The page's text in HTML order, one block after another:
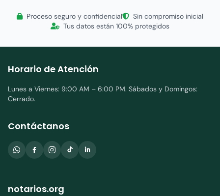
Proceso seguro y confidencial
Sin compromiso inicial
Tus datos están 100% protegidos
Horario de Atención
Lunes a Viernes: 9:00 AM – 6:00 PM. Sábados y Domingos:
Cerrado.
Contáctanos
notarios.org